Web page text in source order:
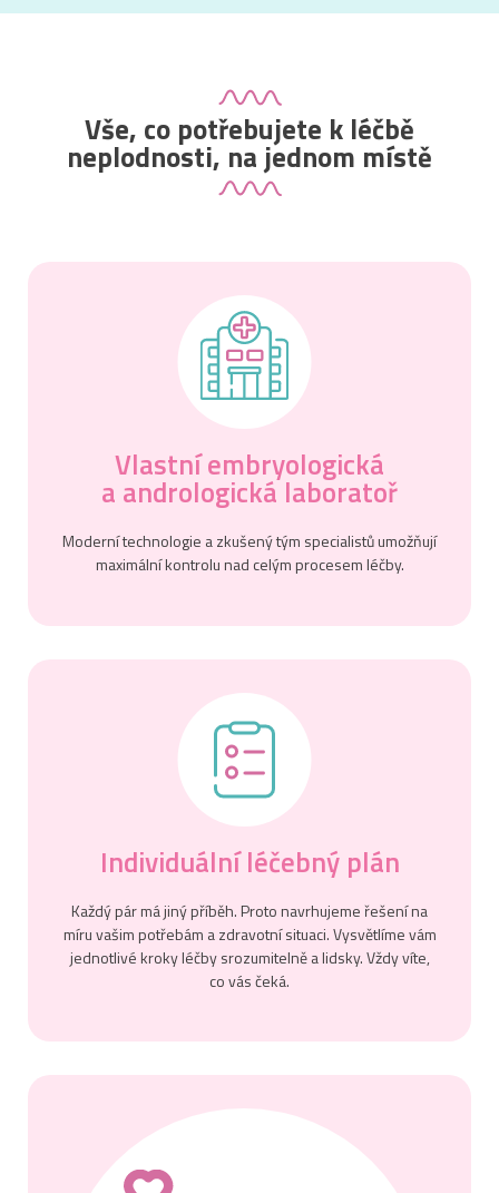
Vše, co potřebujete k léčbě
neplodnosti, na jednom místě
Vlastní embryologická
a andrologická laboratoř
Moderní technologie a zkušený tým specialistů umožňují
maximální kontrolu nad celým procesem léčby.
Individuální léčebný plán
Každý pár má jiný příběh. Proto navrhujeme řešení na
míru vašim potřebám a zdravotní situaci. Vysvětlíme vám
jednotlivé kroky léčby srozumitelně a lidsky. Vždy víte,
co vás čeká.